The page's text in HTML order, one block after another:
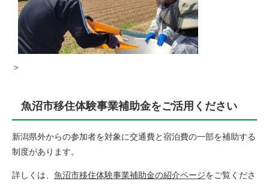
＞
魚沼市移住体験事業補助金をご活用ください
新潟県外からの参加者を対象に交通費と宿泊費の一部を補助する
制度があります。
詳しくは、 魚沼市移住体験事業補助金の紹介ページをご覧くださ